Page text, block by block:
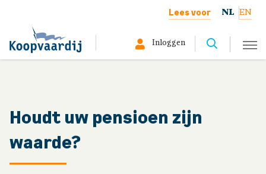
Lees voor NL EN
Gepensioneerd
Inloggen
Houdt uw pensioen zijn
waarde?